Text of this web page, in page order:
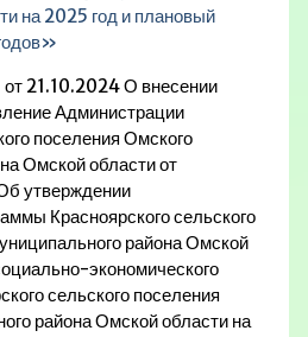
на 2025 год и плановый
21.10.2024 О внесении
Администрации
поселения Омского
Омской области от
утверждении
Красноярского сельского
района Омской
экономического
сельского поселения
района Омской области на